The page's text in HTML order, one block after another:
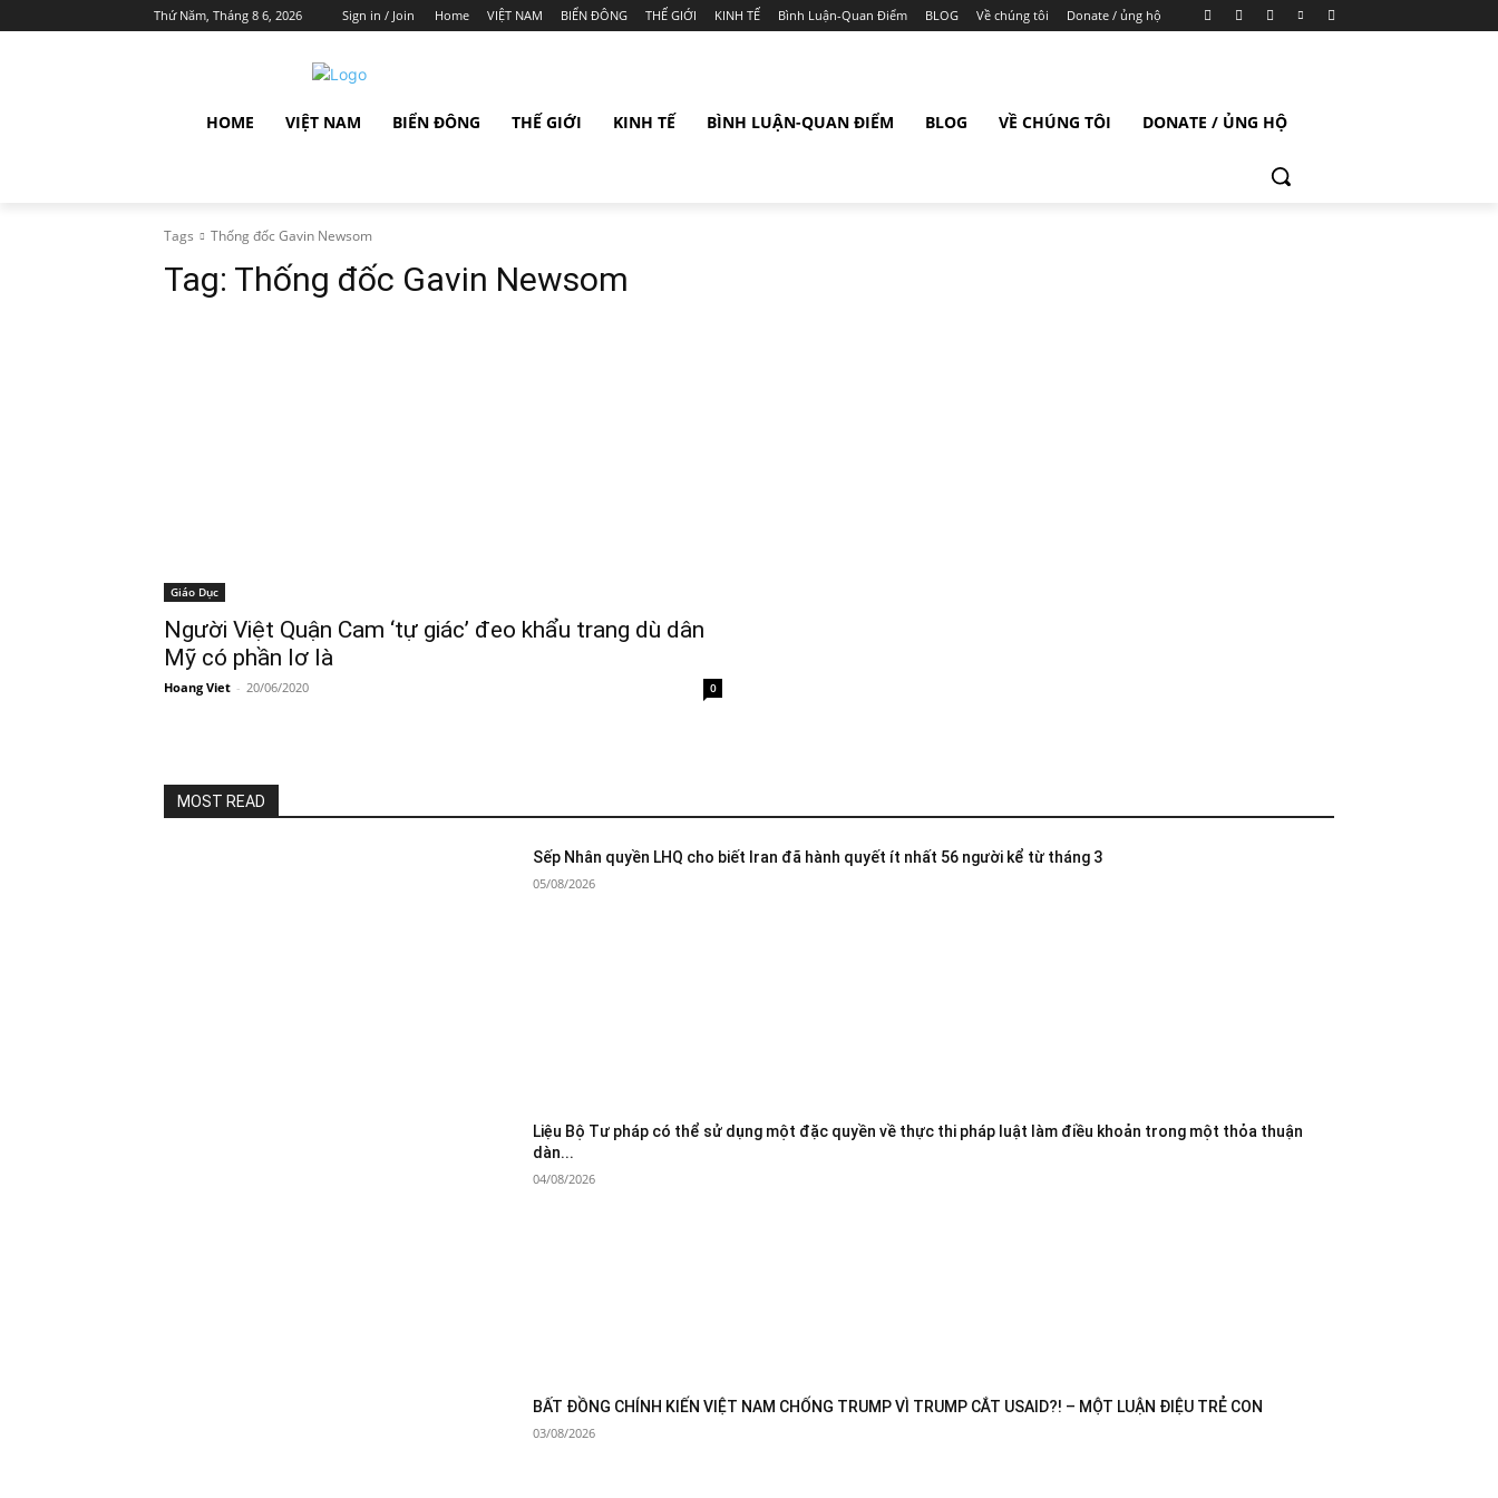
Thứ Năm, Tháng 8 6, 2026 Sign in / Join Home VIỆT NAM BIỂN ĐÔNG THẾ GIỚI KINH TẾ Bình Luận-Quan Điểm BLOG Về chúng tôi Donate / ủng hộ
HOME VIỆT NAM BIỂN ĐÔNG THẾ GIỚI KINH TẾ BÌNH LUẬN-QUAN ĐIỂM BLOG VỀ CHÚNG TÔI DONATE / ỦNG HỘ
Tags Thống đốc Gavin Newsom
Tag: Thống đốc Gavin Newsom
Giáo Dục
Người Việt Quận Cam ‘tự giác’ đeo khẩu trang dù dân
Mỹ có phần lơ là
Hoang Viet - 20/06/2020 0
MOST READ
Sếp Nhân quyền LHQ cho biết Iran đã hành quyết ít nhất 56 người kể từ tháng 3
05/08/2026
Liệu Bộ Tư pháp có thể sử dụng một đặc quyền về thực thi pháp luật làm điều khoản trong một thỏa thuận
dàn...
04/08/2026
BẤT ĐỒNG CHÍNH KIẾN VIỆT NAM CHỐNG TRUMP VÌ TRUMP CẮT USAID?! – MỘT LUẬN ĐIỆU TRẺ CON
03/08/2026